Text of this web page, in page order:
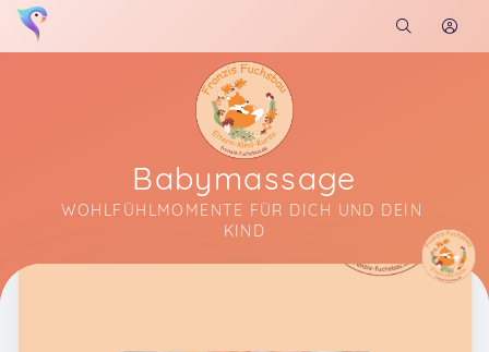
Babymassage
WOHLFÜHLMOMENTE FÜR DICH UND DEIN
KIND
Soon you will learn more about me here...